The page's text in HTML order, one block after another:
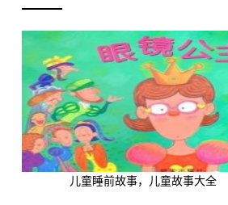
儿童睡前故事，儿童故事大全